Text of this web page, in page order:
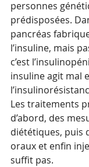
personnes
prédisposées.
pancréas
l’insuline, mais
c’est
insuline agit mal
Les traitements
d’abord, des
diététiques, puis
oraux et enfin
suffit pas.